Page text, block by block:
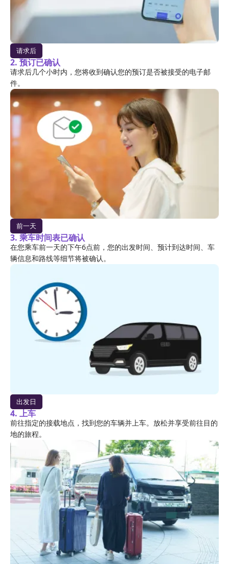
请求后
2. 预订已确认
请求后几个小时内，您将收到确认您的预订是否被接受的电子邮
件。
前一天
3. 乘车时间表已确认
在您乘车前一天的下午6点前，您的出发时间、预计到达时间、车
辆信息和路线等细节将被确认。
出发日
4. 上车
前往指定的接载地点，找到您的车辆并上车。放松并享受前往目的
地的旅程。